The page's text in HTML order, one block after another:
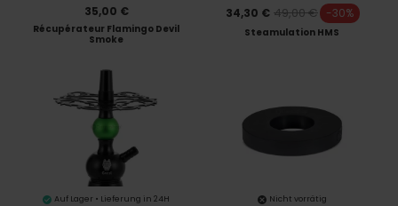
35,00 €
Récupérateur Flamingo Devil
Smoke
34,30 € 49,00 € -30%
Steamulation HMS
Auf Lager • Lieferung in 24H Nicht vorrätig